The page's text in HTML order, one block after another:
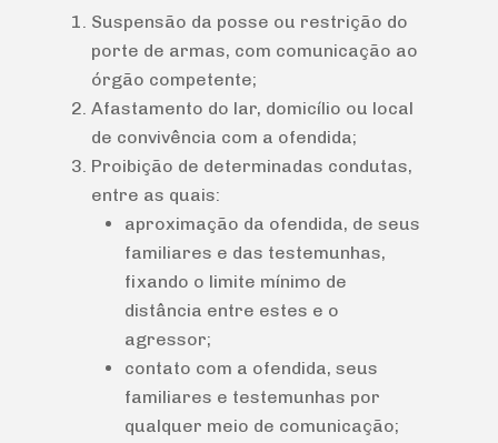
Suspensão da posse ou restrição do
porte de armas, com comunicação ao
órgão competente;
Afastamento do lar, domicílio ou local
de convivência com a ofendida;
Proibição de determinadas condutas,
entre as quais:
aproximação da ofendida, de seus
familiares e das testemunhas,
fixando o limite mínimo de
distância entre estes e o
agressor;
contato com a ofendida, seus
familiares e testemunhas por
qualquer meio de comunicação;